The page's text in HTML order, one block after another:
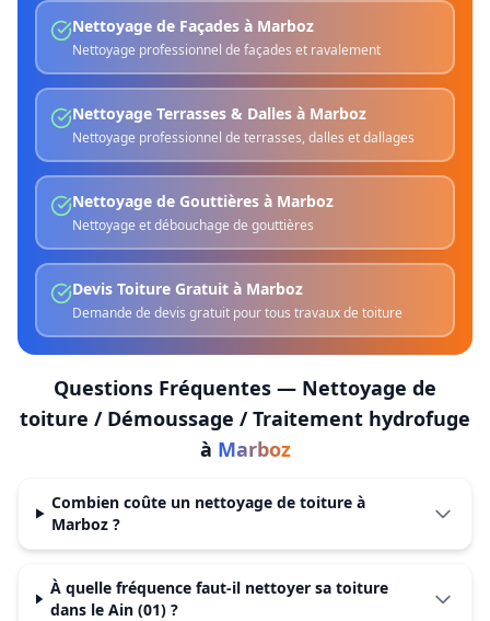
Nettoyage de Façades à Marboz
Nettoyage professionnel de façades et ravalement
Nettoyage Terrasses & Dalles à Marboz
Nettoyage professionnel de terrasses, dalles et dallages
Nettoyage de Gouttières à Marboz
Nettoyage et débouchage de gouttières
Devis Toiture Gratuit à Marboz
Demande de devis gratuit pour tous travaux de toiture
Questions Fréquentes — Nettoyage de
toiture / Démoussage / Traitement hydrofuge
à Marboz
Combien coûte un nettoyage de toiture à
Marboz ?
À quelle fréquence faut-il nettoyer sa toiture
dans le Ain (01) ?